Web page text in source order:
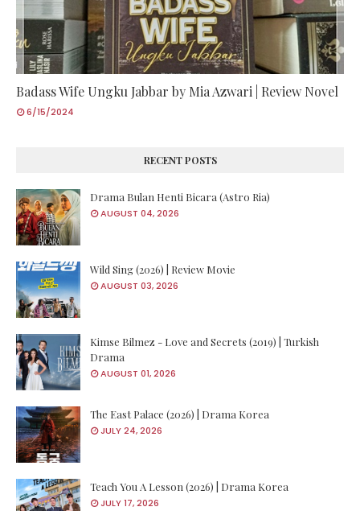
Badass Wife Ungku Jabbar by Mia Azwari | Review Novel
6/15/2024
RECENT POSTS
Drama Bulan Henti Bicara (Astro Ria)
AUGUST 04, 2026
Wild Sing (2026) | Review Movie
AUGUST 03, 2026
Kimse Bilmez - Love and Secrets (2019) | Turkish
Drama
AUGUST 01, 2026
The East Palace (2026) | Drama Korea
JULY 24, 2026
Teach You A Lesson (2026) | Drama Korea
JULY 17, 2026